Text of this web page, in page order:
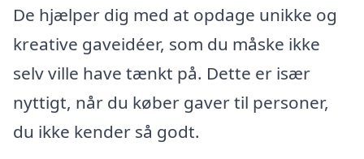
De hjælper dig med at opdage unikke og
kreative gaveidéer, som du måske ikke
selv ville have tænkt på. Dette er især
nyttigt, når du køber gaver til personer,
du ikke kender så godt.